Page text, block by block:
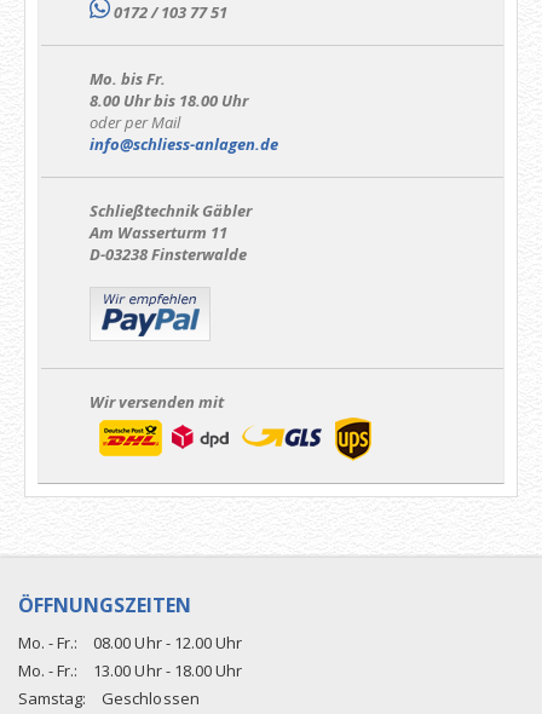
0172 / 103 77 51
Mo. bis Fr.
8.00 Uhr bis 18.00 Uhr
oder per Mail
info@schliess-anlagen.de
Schließtechnik Gäbler
Am Wasserturm 11
D-03238 Finsterwalde
Wir versenden mit
ÖFFNUNGSZEITEN
Mo. - Fr.:
08.00 Uhr - 12.00 Uhr
Mo. - Fr.:
13.00 Uhr - 18.00 Uhr
Samstag:
Geschlossen